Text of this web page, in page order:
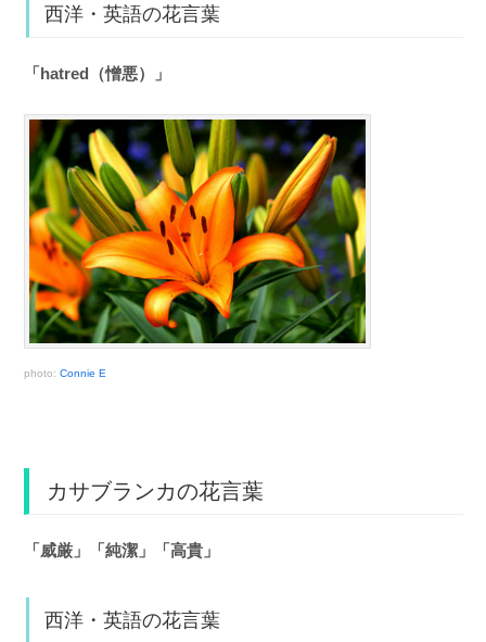
西洋・英語の花言葉
「hatred（憎悪）」
photo: Connie E
カサブランカの花言葉
「威厳」「純潔」「高貴」
西洋・英語の花言葉